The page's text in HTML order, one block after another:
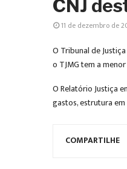
CNJ
11 de dezembro de
O Tribunal de
o TJMG tem a
O Relatório Justiça
gastos, estrutura
COMPARTILHE